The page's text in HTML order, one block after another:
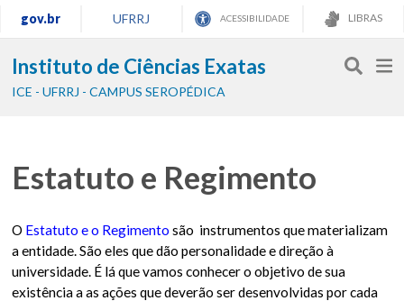
gov.br UFRRJ ACESSIBILIDADE LIBRAS
Instituto de Ciências Exatas
ICE - UFRRJ - CAMPUS SEROPÉDICA
Estatuto e Regimento
O Estatuto e o Regimento são instrumentos que materializam
a entidade. São eles que dão personalidade e direção à
universidade. É lá que vamos conhecer o objetivo de sua
existência a as ações que deverão ser desenvolvidas por cada